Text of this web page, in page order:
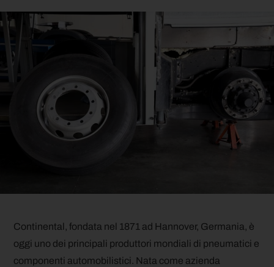
Continental, fondata nel 1871 ad Hannover, Germania, è
oggi uno dei principali produttori mondiali di pneumatici e
componenti automobilistici. Nata come azienda